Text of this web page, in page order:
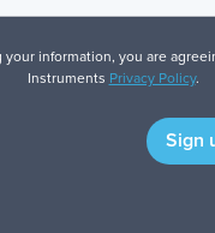
your information, you are
Instruments Privacy Policy.